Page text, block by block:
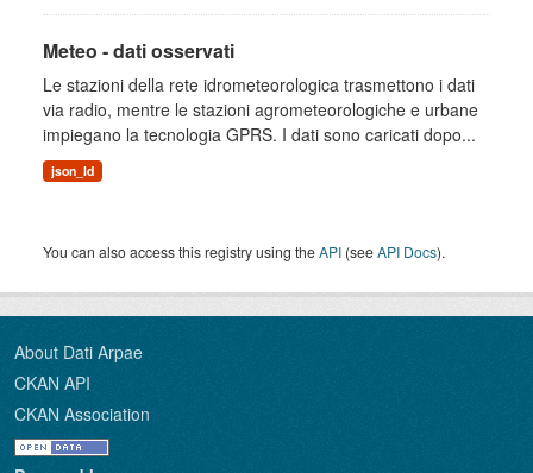
Meteo - dati osservati
Le stazioni della rete idrometeorologica trasmettono i dati
via radio, mentre le stazioni agrometeorologiche e urbane
impiegano la tecnologia GPRS. I dati sono caricati dopo...
json_ld
You can also access this registry using theAPI (seeAPI Docs).
About Dati Arpae
CKAN API
CKAN Association